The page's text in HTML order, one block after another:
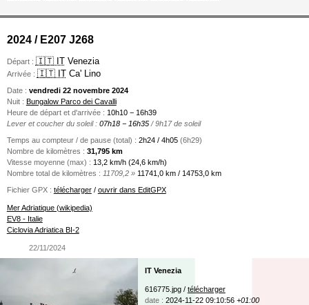
2024 / E207 J268
Départ : 🇮🇹 ITVenezia
Arrivée : 🇮🇹 ITCa' Lino
Date : vendredi 22 novembre 2024
Nuit : Bungalow Parco dei Cavalli
Heure de départ et d'arrivée : 10h10 − 16h39
Lever et coucher du soleil :07h18 − 16h35 / 9h17 de soleil
Temps au compteur / de pause (total) : 2h24 / 4h05 (6h29)
Nombre de kilomètres : 31,795 km
Vitesse moyenne (max) : 13,2 km/h (24,6 km/h)
Nombre total de kilomètres : 11709,2 »11741,0 km / 14753,0 km
Fichier GPX : télécharger/ ouvrir dans EditGPX
Mer Adriatique (wikipedia)
EV8 - Italie
Ciclovia Adriatica BI-2
22/11/2024
IT Venezia
616775.jpg / télécharger
date : 2024-11-22 09:10:56 +01:00